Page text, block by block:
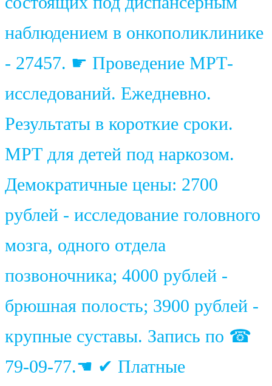
наблюдением в онкополиклинике
- 27457. ☛ Проведение МРТ-
исследований. Ежедневно.
Результаты в короткие сроки.
МРТ для детей под наркозом.
Демократичные цены: 2700
рублей - исследование головного
мозга, одного отдела
позвоночника; 4000 рублей -
брюшная полость; 3900 рублей -
крупные суставы. Запись по ☎
79-09-77.☚ ✔ Платные